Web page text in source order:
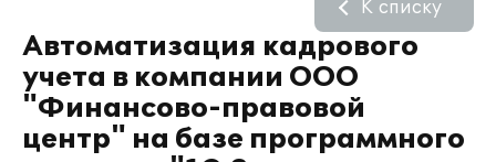
Автоматизация кадрового
учета в компании ООО
"Финансово-правовой
центр" на базе программного
К списку